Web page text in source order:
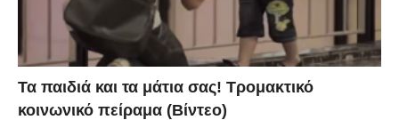
Τα παιδιά και τα μάτια σας! Τρομακτικό
κοινωνικό πείραμα (Βίντεο)